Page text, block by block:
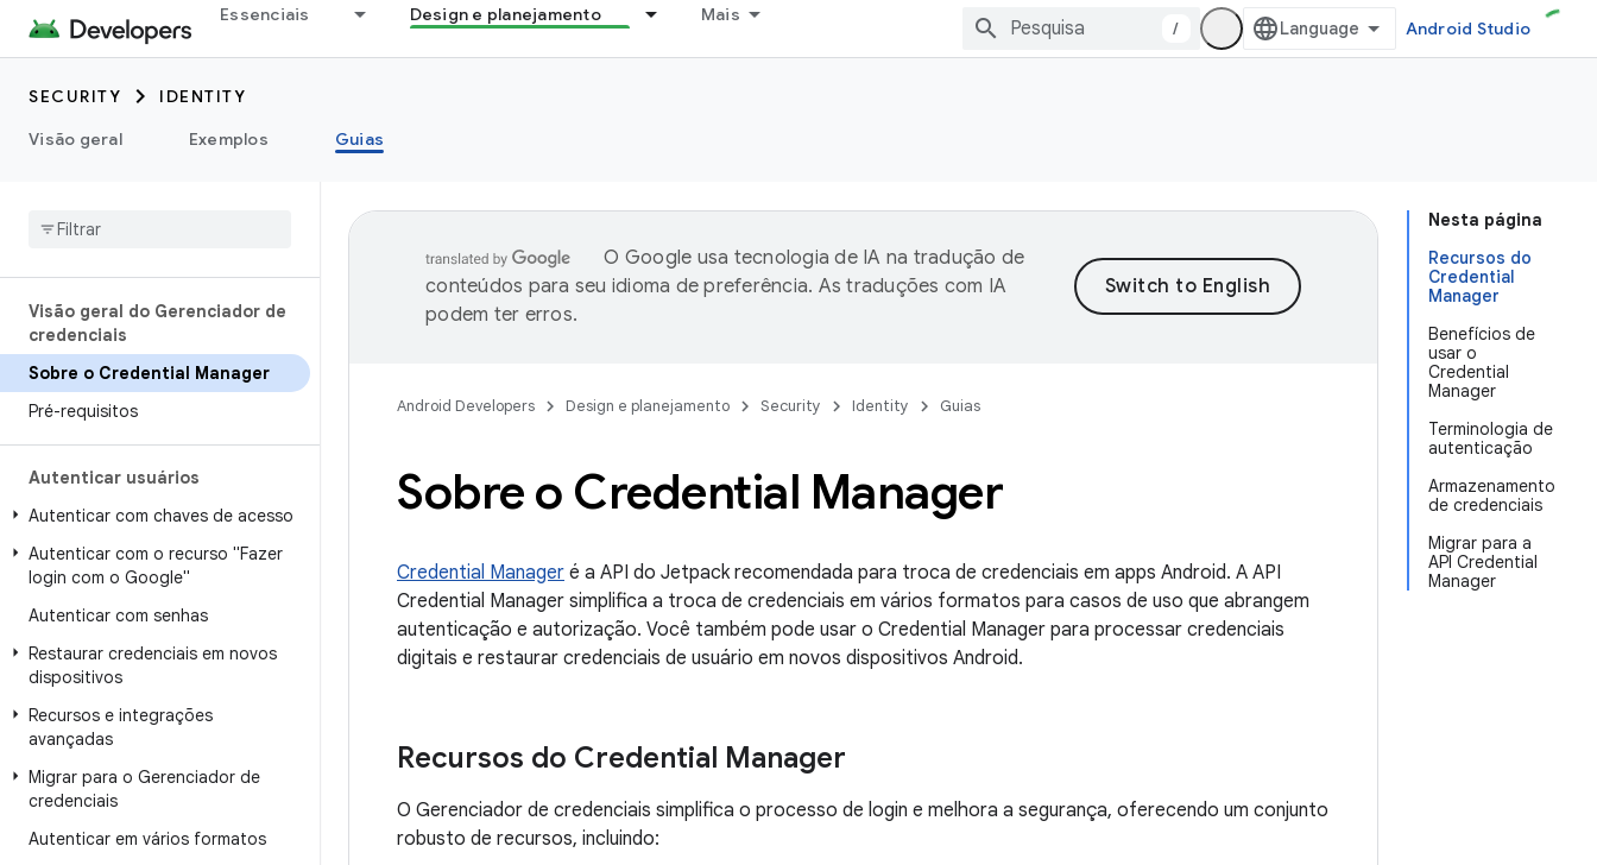
Essenciais Design e planejamento Mais
/ Android Studio
SECURITY
IDENTITY
Visão geral
Exemplos Guias
Visão geral do Gerenciador de
credenciais
Sobre o Credential Manager
Pré-requisitos
Autenticar usuários
Autenticar com chaves de acesso
Autenticar com o recurso "Fazer
login com o Google"
Autenticar com senhas
Restaurar credenciais em novos
dispositivos
Recursos e integrações
avançadas
Migrar para o Gerenciador de
credenciais
Autenticar em vários formatos
Nesta página
Recursos do
Credential
Manager
Benefícios de
usar o
Credential
Manager
Terminologia de
autenticação
Armazenamento
de credenciais
Migrar para a
API Credential
Manager
O Google usa tecnologia de IA na tradução de
conteúdos para seu idioma de preferência. As traduções com IA
podem ter erros.
Android Developers Design e planejamento Security Identity Guias
Sobre o Credential Manager
Credential Manager é a API do Jetpack recomendada para troca de credenciais em apps Android. A API
Credential Manager simplifica a troca de credenciais em vários formatos para casos de uso que abrangem
autenticação e autorização. Você também pode usar o Credential Manager para processar credenciais
digitais e restaurar credenciais de usuário em novos dispositivos Android.
Recursos do Credential Manager
O Gerenciador de credenciais simplifica o processo de login e melhora a segurança, oferecendo um conjunto
robusto de recursos, incluindo: